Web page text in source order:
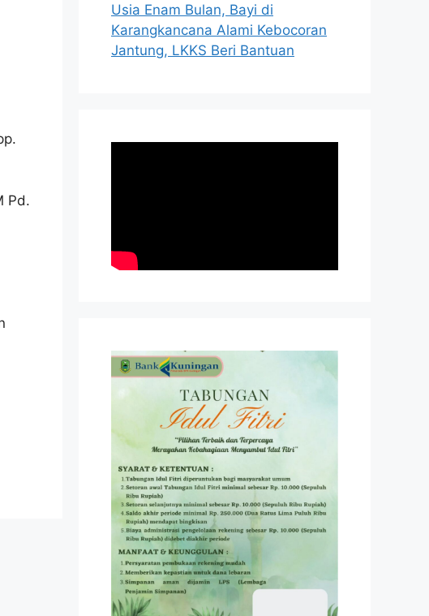
Pd.
Usia Enam Bulan, Bayi di
Karangkancana Alami Kebocoran
Jantung, LKKS Beri Bantuan